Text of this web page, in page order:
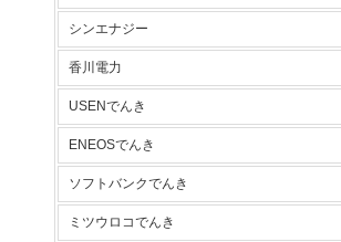
シンエナジー
香川電力
USENでんき
ENEOSでんき
ソフトバンクでんき
ミツウロコでんき